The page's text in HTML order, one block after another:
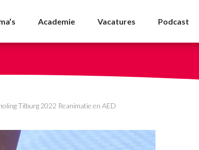
en AED - NVDA
Academie Vacatures Podcast
Tilburg 2022 Reanimatie en AED